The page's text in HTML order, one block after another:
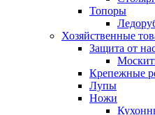
Топоры
Хозяйственные
Защита от
Крепежные
Лупы
Ножи